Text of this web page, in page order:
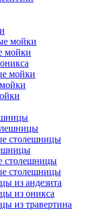
мойки
мойки
мойки
столешницы
столешницы
столешницы
из андезита
из оникса
из травертина